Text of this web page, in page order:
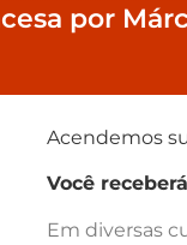
por
Acendemos
Você
Em diversas